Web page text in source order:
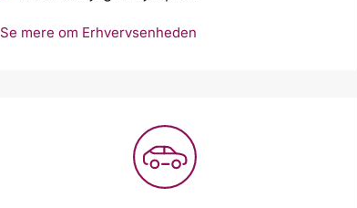
Se mere om Erhvervsenheden